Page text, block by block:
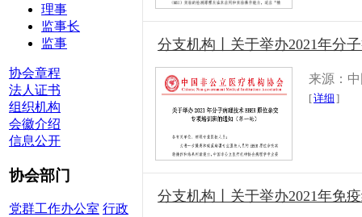
理事
监事长
监事
协会章程
法人证书
组织机构
会徽介绍
信息公开
协会部门
党群工作办公室 行政
分支机构丨关于举办2021年分
来源：
[详细 ]
分支机构丨关于举办2021年免